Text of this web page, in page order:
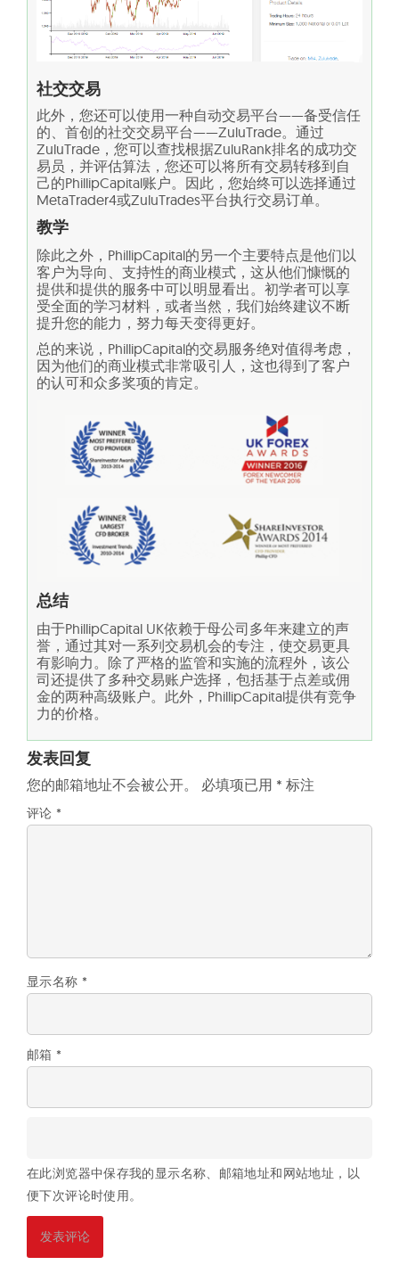
社交交易
此外，您还可以使用一种自动交易平台——备受信任
的、首创的社交交易平台——ZuluTrade。通过
ZuluTrade，您可以查找根据ZuluRank排名的成功交
易员，并评估算法，您还可以将所有交易转移到自
己的PhillipCapital账户。因此，您始终可以选择通过
MetaTrader4或ZuluTrades平台执行交易订单。
教学
除此之外，PhillipCapital的另一个主要特点是他们以
客户为导向、支持性的商业模式，这从他们慷慨的
提供和提供的服务中可以明显看出。初学者可以享
受全面的学习材料，或者当然，我们始终建议不断
提升您的能力，努力每天变得更好。
总的来说，PhillipCapital的交易服务绝对值得考虑，
因为他们的商业模式非常吸引人，这也得到了客户
的认可和众多奖项的肯定。
总结
由于PhillipCapital UK依赖于母公司多年来建立的声
誉，通过其对一系列交易机会的专注，使交易更具
有影响力。除了严格的监管和实施的流程外，该公
司还提供了多种交易账户选择，包括基于点差或佣
金的两种高级账户。此外，PhillipCapital提供有竞争
力的价格。
发表回复
您的邮箱地址不会被公开。 必填项已用 * 标注
评论 *
显示名称 *
邮箱 *
在此浏览器中保存我的显示名称、邮箱地址和网站地址，以
便下次评论时使用。